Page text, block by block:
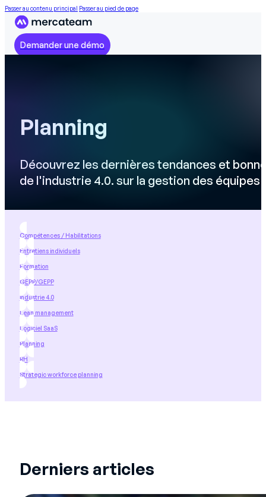
Passer au contenu principal Passer au pied de page
Demander une démo
Planning
Découvrez les dernières tendances et
de l'industrie 4.0. sur la gestion des équipes
Compétences / Habilitations
Entretiens individuels
Formation
GEPP/GEPP
industrie 4.0
Lean management
Logiciel SaaS
Planning
RH
Strategic workforce planning
Derniers articles